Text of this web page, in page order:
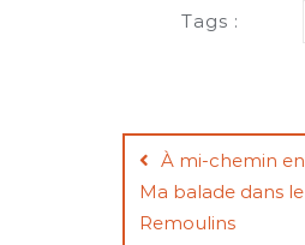
Tags :
de
l’article
À mi-chemin
Ma balade dans
Remoulins